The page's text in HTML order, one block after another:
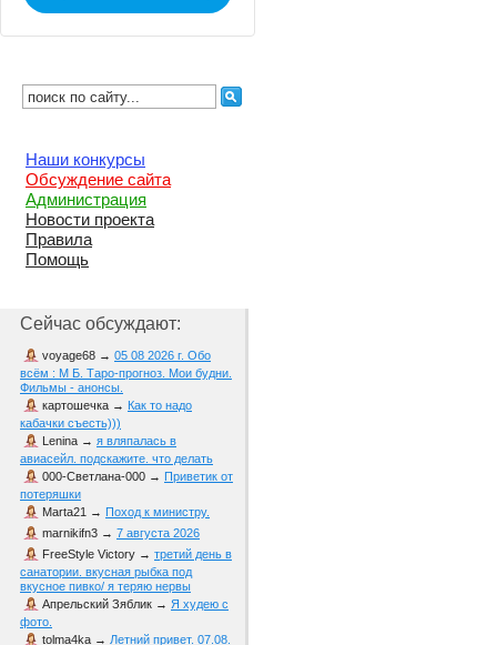
Наши конкурсы
Обсуждение сайта
Администрация
Новости проекта
Правила
Помощь
Сейчас обсуждают:
voyage68 → 05 08 2026 г. Обо
всём : М Б. Таро-прогноз. Мои будни.
Фильмы - анонсы.
картошечка → Как то надо
кабачки съесть)))
Lenina → я вляпалась в
авиасейл. подскажите. что делать
000-Светлана-000 → Приветик от
потеряшки
Marta21 → Поход к министру.
marnikifn3 → 7 августа 2026
FreeStyle Victory → третий день в
санатории. вкусная рыбка под
вкусное пивко/ я теряю нервы
Апрельский Зяблик → Я худею с
фото.
tolma4ka → Летний привет. 07.08.